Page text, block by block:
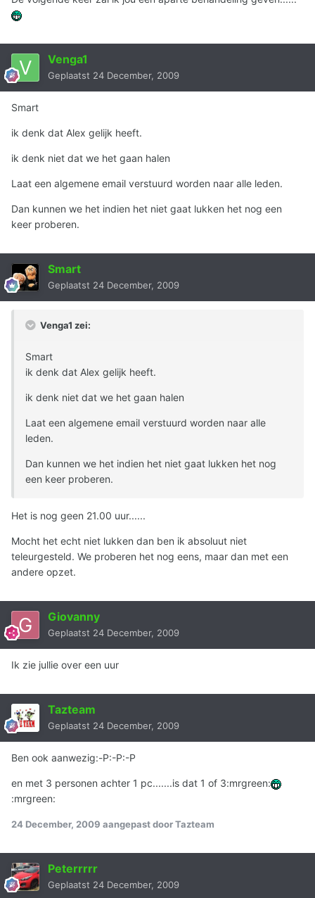
Venga1
Geplaatst 24 December, 2009
Smart
ik denk dat Alex gelijk heeft.
ik denk niet dat we het gaan halen
Laat een algemene email verstuurd worden naar alle leden.
Dan kunnen we het indien het niet gaat lukken het nog een
keer proberen.
Smart
Geplaatst 24 December, 2009
Venga1 zei:
Smart
ik denk dat Alex gelijk heeft.
ik denk niet dat we het gaan halen
Laat een algemene email verstuurd worden naar alle
leden.
Dan kunnen we het indien het niet gaat lukken het nog
een keer proberen.
Het is nog geen 21.00 uur......
Mocht het echt niet lukken dan ben ik absoluut niet
teleurgesteld. We proberen het nog eens, maar dan met een
andere opzet.
Giovanny
Geplaatst 24 December, 2009
Ik zie jullie over een uur
Tazteam
Geplaatst 24 December, 2009
Ben ook aanwezig:-P:-P:-P
en met 3 personen achter 1 pc.......is dat 1 of 3:mrgreen:
:mrgreen:
24 December, 2009 aangepast door Tazteam
Peterrrrr
Geplaatst 24 December, 2009